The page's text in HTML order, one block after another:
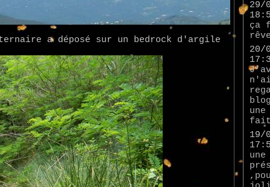
a déposé sur un bedrock d'argile
29/
ça
20/
une
19/